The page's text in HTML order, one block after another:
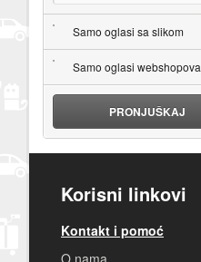
Samo oglasi sa slikom
Samo oglasi webshopova
PRONJUŠKAJ
Korisni linkovi
Kontakt i pomoć
O nama